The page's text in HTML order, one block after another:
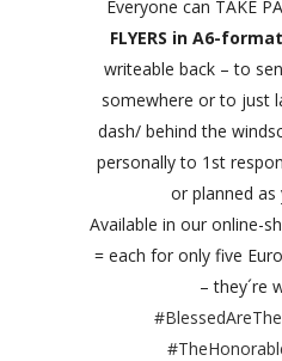
Everyone can TAKE
FLYERS in A6-format
writeable back – to
somewhere or to just
dash/ behind the
personally to 1st
or planned as
Available in our online-
= each for only five
– they´re